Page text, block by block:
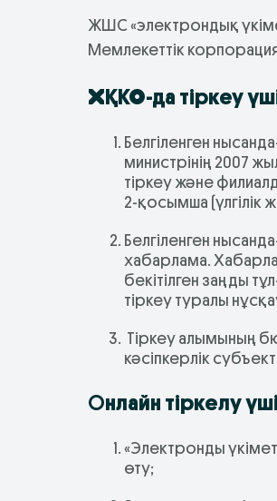
ЖШС «электрондық
Мемлекеттік
ХҚКО-да тіркеу
Белгіленген
министрінің 2007
тіркеу және
2-қосымша
Белгіленген
хабарлама.
бекітілген заңды
тіркеу туралы
Тіркеу алымының
кәсіпкерлік
Онлайн тіркелу
«Электронды
өту;